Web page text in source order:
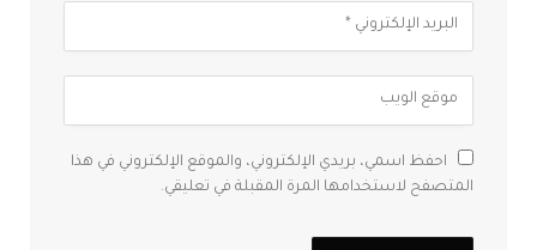
احفظ اسمي، بريدي الإلكتروني، والموقع الإلكتروني في هذا
المتصفح لاستخدامها المرة المقبلة في تعليقي.